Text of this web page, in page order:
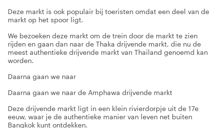
Deze markt is ook populair bij toeristen omdat een deel van de
markt op het spoor ligt.
We bezoeken deze markt om de trein door de markt te zien
rijden en gaan dan naar de Thaka drijvende markt, die nu de
meest authentieke drijvende markt van Thailand genoemd kan
worden.
Daarna gaan we naar
Daarna gaan we naar de Amphawa drijvende markt
Deze drijvende markt ligt in een klein rivierdorpje uit de 17e
eeuw, waar je de authentieke manier van leven net buiten
Bangkok kunt ontdekken.